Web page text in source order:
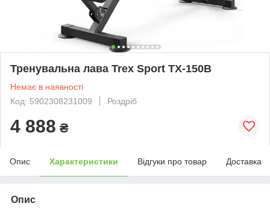
Тренувальна лава Trex Sport TX-150B
Немає в наявності
Код: 5902308231009
Роздріб
4 888 ₴
Опис Характеристики Відгуки про товар Доставка
Опис